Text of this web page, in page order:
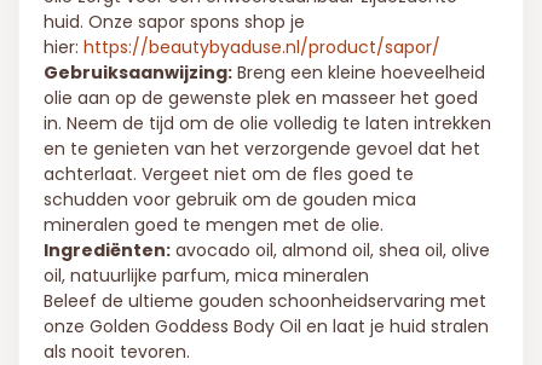
huid. Onze sapor spons shop je
hier: https://beautybyaduse.nl/product/sapor/
Gebruiksaanwijzing: Breng een kleine hoeveelheid
olie aan op de gewenste plek en masseer het goed
in. Neem de tijd om de olie volledig te laten intrekken
en te genieten van het verzorgende gevoel dat het
achterlaat. Vergeet niet om de fles goed te
schudden voor gebruik om de gouden mica
mineralen goed te mengen met de olie.
Ingrediënten: avocado oil, almond oil, shea oil, olive
oil, natuurlijke parfum, mica mineralen
Beleef de ultieme gouden schoonheidservaring met
onze Golden Goddess Body Oil en laat je huid stralen
als nooit tevoren.